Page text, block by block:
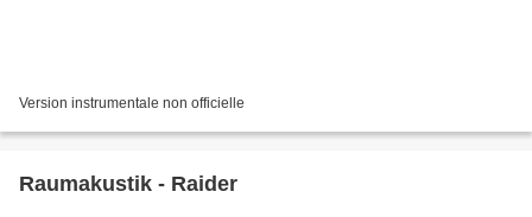
Version instrumentale non officielle
Raumakustik - Raider